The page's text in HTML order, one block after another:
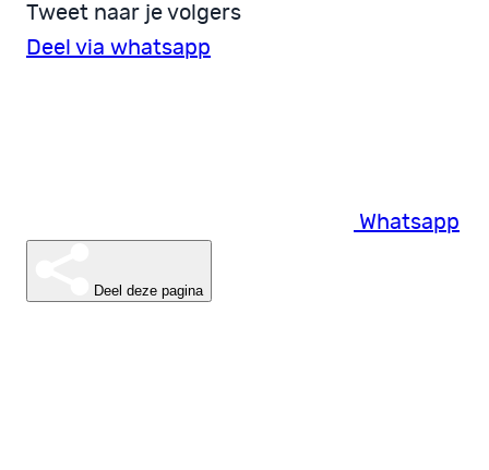
Tweet naar je volgers
Deel via whatsapp
Whatsapp
Deel deze pagina